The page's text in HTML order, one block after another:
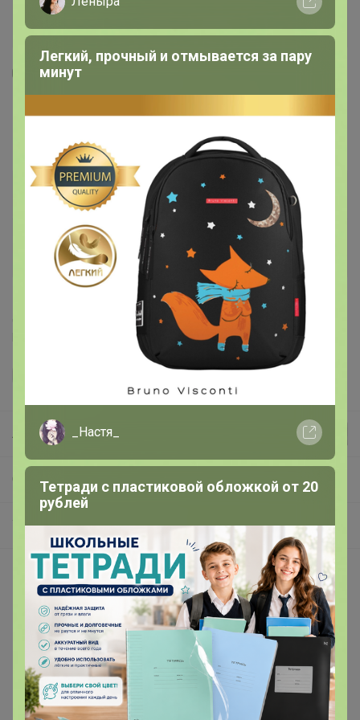
LIBREDERM Серацин лосьон для глубокого
очищения пор 200 мл
676,24р
744,72р
Орг. 148,77р
Доставка
Доставка ~ 3 дня с момента включения в
счет
После 11 августа 2026 г.
Делая заказ, Вы подтверждаете что ознакомлены с
и соглашаетесь с договором оферты
Леныра
СП83 Librederm - аптечная косметика. Последние муссы по 79р!
Уход для лица
Покупают вместе
Легкий, прочный и отмывается за пару
минут
_Настя_
Тетради с пластиковой обложкой от 20
рублей